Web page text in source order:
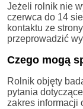
Jeżeli rolnik nie
czerwca do 14
kontaktu ze
przeprowadzić
Czego mogą
Rolnik objęty
pytania
zakres informacji